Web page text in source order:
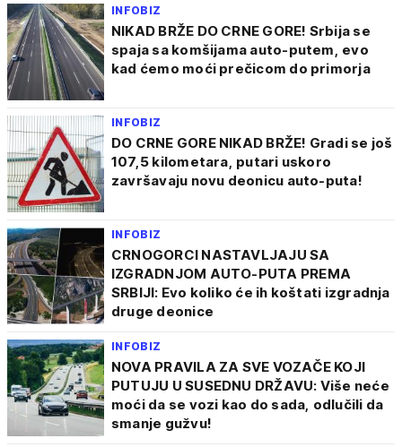
INFOBIZ
NIKAD BRŽE DO CRNE GORE! Srbija se
spaja sa komšijama auto-putem, evo
kad ćemo moći prečicom do primorja
INFOBIZ
DO CRNE GORE NIKAD BRŽE! Gradi se još
107,5 kilometara, putari uskoro
završavaju novu deonicu auto-puta!
INFOBIZ
CRNOGORCI NASTAVLJAJU SA
IZGRADNJOM AUTO-PUTA PREMA
SRBIJI: Evo koliko će ih koštati izgradnja
druge deonice
INFOBIZ
NOVA PRAVILA ZA SVE VOZAČE KOJI
PUTUJU U SUSEDNU DRŽAVU: Više neće
moći da se vozi kao do sada, odlučili da
smanje gužvu!